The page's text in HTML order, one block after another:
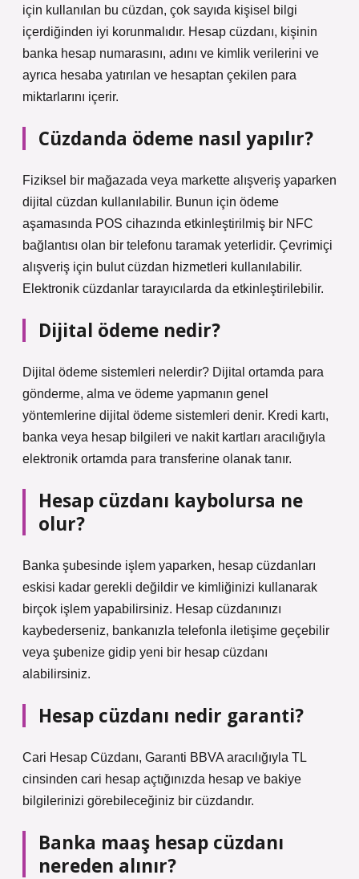
için kullanılan bu cüzdan, çok sayıda kişisel bilgi
içerdiğinden iyi korunmalıdır. Hesap cüzdanı, kişinin
banka hesap numarasını, adını ve kimlik verilerini ve
ayrıca hesaba yatırılan ve hesaptan çekilen para
miktarlarını içerir.
Cüzdanda ödeme nasıl yapılır?
Fiziksel bir mağazada veya markette alışveriş yaparken
dijital cüzdan kullanılabilir. Bunun için ödeme
aşamasında POS cihazında etkinleştirilmiş bir NFC
bağlantısı olan bir telefonu taramak yeterlidir. Çevrimiçi
alışveriş için bulut cüzdan hizmetleri kullanılabilir.
Elektronik cüzdanlar tarayıcılarda da etkinleştirilebilir.
Dijital ödeme nedir?
Dijital ödeme sistemleri nelerdir? Dijital ortamda para
gönderme, alma ve ödeme yapmanın genel
yöntemlerine dijital ödeme sistemleri denir. Kredi kartı,
banka veya hesap bilgileri ve nakit kartları aracılığıyla
elektronik ortamda para transferine olanak tanır.
Hesap cüzdanı kaybolursa ne
olur?
Banka şubesinde işlem yaparken, hesap cüzdanları
eskisi kadar gerekli değildir ve kimliğinizi kullanarak
birçok işlem yapabilirsiniz. Hesap cüzdanınızı
kaybederseniz, bankanızla telefonla iletişime geçebilir
veya şubenize gidip yeni bir hesap cüzdanı
alabilirsiniz.
Hesap cüzdanı nedir garanti?
Cari Hesap Cüzdanı, Garanti BBVA aracılığıyla TL
cinsinden cari hesap açtığınızda hesap ve bakiye
bilgilerinizi görebileceğiniz bir cüzdandır.
Banka maaş hesap cüzdanı
nereden alınır?